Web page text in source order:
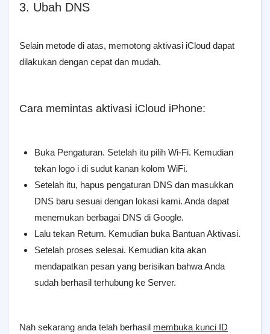
3. Ubah DNS
Selain metode di atas, memotong aktivasi iCloud dapat
dilakukan dengan cepat dan mudah.
Cara memintas aktivasi iCloud iPhone:
Buka Pengaturan. Setelah itu pilih Wi-Fi. Kemudian
tekan logo i di sudut kanan kolom WiFi.
Setelah itu, hapus pengaturan DNS dan masukkan
DNS baru sesuai dengan lokasi kami. Anda dapat
menemukan berbagai DNS di Google.
Lalu tekan Return. Kemudian buka Bantuan Aktivasi.
Setelah proses selesai. Kemudian kita akan
mendapatkan pesan yang berisikan bahwa Anda
sudah berhasil terhubung ke Server.
Nah sekarang anda telah berhasil membuka kunci ID